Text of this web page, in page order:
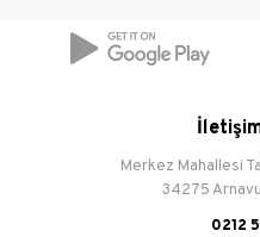
Merkez Mahallesi
34275
0212